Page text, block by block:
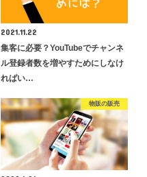
2021.11.22
集客に必要？YouTubeでチャンネ
ル登録者数を増やすためにしなけ
ればい…
物販の販売